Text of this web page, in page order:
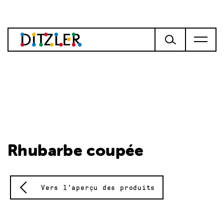
Rhubarbe coupée
Vers l'aperçu des produits